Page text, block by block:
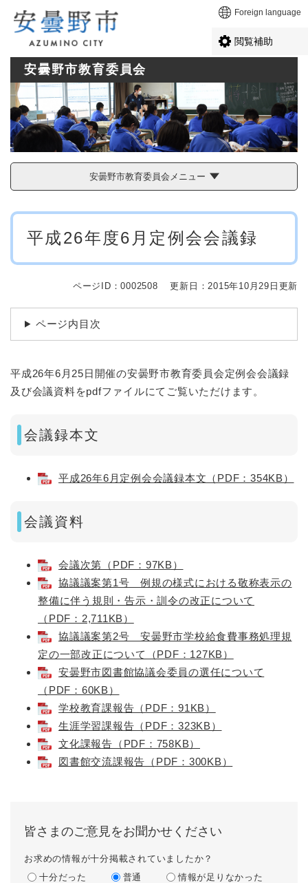
メニューを飛ばして本文へ Foreign language
閲覧補助
安曇野市教育委員会
安曇野市教育委員会メニュー
本
平成26年度6月定例会会議録
ページID：0002508 更新日：2015年10月29日更新
ページ内目次
平成26年6月25日開催の安曇野市教育委員会定例会会議録
及び会議資料をpdfファイルにてご覧いただけます。
会議録本文
平成26年6月定例会会議録本文（PDF：354KB）
会議資料
会議次第（PDF：97KB）
協議議案第1号 例規の様式における敬称表示の
整備に伴う規則・告示・訓令の改正について
（PDF：2,711KB）
協議議案第2号 安曇野市学校給食費事務処理規
定の一部改正について（PDF：127KB）
安曇野市図書館協議会委員の選任について
（PDF：60KB）
学校教育課報告（PDF：91KB）
生涯学習課報告（PDF：323KB）
文化課報告（PDF：758KB）
図書館交流課報告（PDF：300KB）
皆さまのご意見をお聞かせください
お求めの情報が十分掲載されていましたか？
十分だった
普通 情報が足りなかった